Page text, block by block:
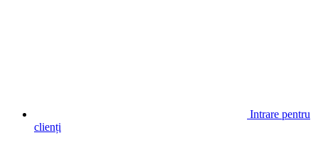
Intrare pentru
clienți